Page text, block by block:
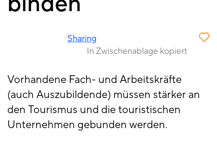
Sharing
In Zwischenablage kopiert
Vorhandene Fach- und Arbeitskräfte
(auch Auszubildende) müssen stärker an
den Tourismus und die touristischen
Unternehmen gebunden werden.